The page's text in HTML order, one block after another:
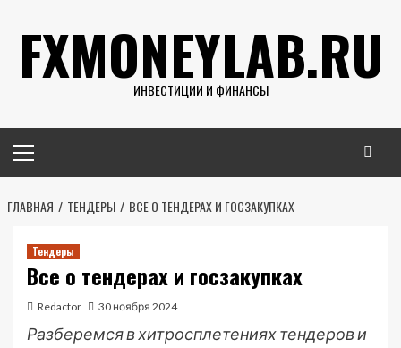
содержимому
FXMONEYLAB.RU
ИНВЕСТИЦИИ И ФИНАНСЫ
меню
ГЛАВНАЯ ТЕНДЕРЫ ВСЕ О ТЕНДЕРАХ И ГОСЗАКУПКАХ
Тендеры
Все о тендерах и госзакупках
Redactor 30 ноября 2024
Разберемся в хитросплетениях тендеров и